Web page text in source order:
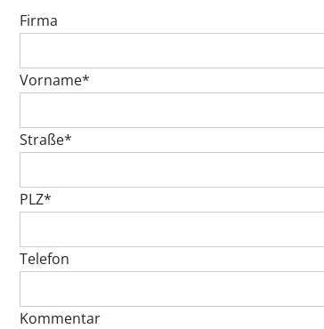
Firma
Vorname*
Straße*
PLZ*
Telefon
Kommentar